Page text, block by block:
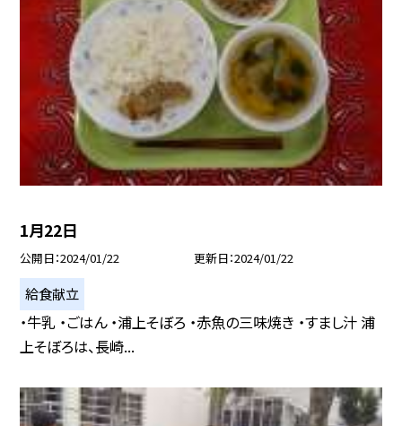
1月22日
公開日 2024/01/22 更新日 2024/01/22
給食献立
・牛乳 ・ごはん ・浦上そぼろ ・赤魚の三味焼き ・すまし汁 浦
上そぼろは、長崎...